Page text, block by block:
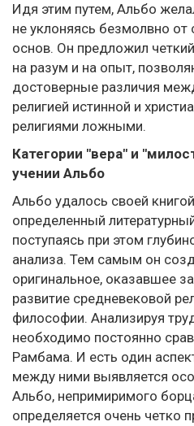
Идя этим путем, Альбо
не уклоняясь безмолвно от
основ. Он предложил
на разум и на опыт,
достоверные различия
религией истинной и
религиями ложными.
Категории "вера" и
учении Альбо
Альбо удалось своей
определенный
поступаясь при этом
анализа. Тем самым он
оригинальное, оказавшее
развитие средневековой
философии. Анализируя
необходимо постоянно
Рамбама. И есть один
между ними выявляется
Альбо, непримиримого
определяется очень четко